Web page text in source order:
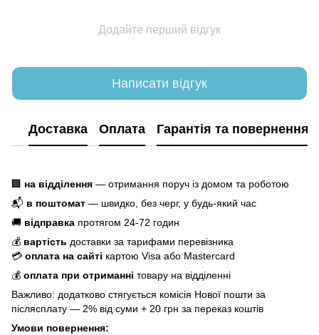
Додайте перший відгук
Написати відгук
Доставка Оплата Гарантія та повернення
🏢 на відділення — отримання поруч із домом та роботою
📬 в поштомат — швидко, без черг, у будь-який час
🚚 відправка протягом 24-72 годин
💰 вартість доставки за тарифами перевізника
💳 оплата на сайті картою Visa або Mastercard
💰 оплата при отриманні товару на відділенні
Важливо: додатково стягується комісія Нової пошти за
післясплату — 2% від суми + 20 грн за переказ коштів
Умови повернення: